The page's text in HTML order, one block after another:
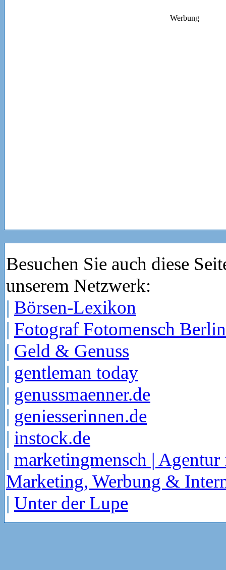
Werbung
Besuchen Sie auch diese
unserem Netzwerk:
| Börsen-Lexikon
| Fotograf Fotomensch Berlin
| Geld & Genuss
| gentleman today
| genussmaenner.de
| geniesserinnen.de
| instock.de
| marketingmensch | Agentur
Marketing, Werbung &
| Unter der Lupe